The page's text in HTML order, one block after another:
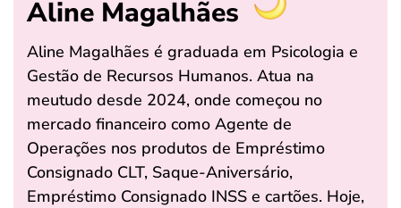
Aline Magalhães
Aline Magalhães é graduada em Psicologia e
Gestão de Recursos Humanos. Atua na
meutudo desde 2024, onde começou no
mercado financeiro como Agente de
Operações nos produtos de Empréstimo
Consignado CLT, Saque-Aniversário,
Empréstimo Consignado INSS e cartões. Hoje,